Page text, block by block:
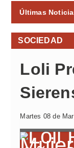
Últimas
SOCIEDAD
Loli
Martes 08 de